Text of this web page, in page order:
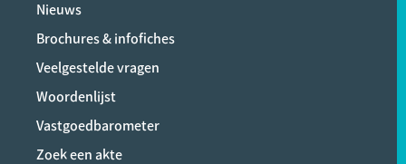
Nieuws
Brochures & infofiches
Veelgestelde vragen
Woordenlijst
Vastgoedbarometer
Zoek een akte